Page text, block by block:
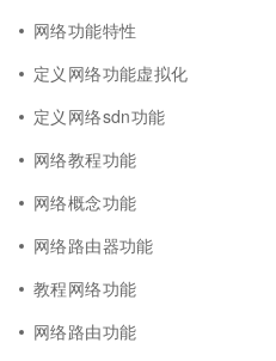
网络功能特性
定义网络功能虚拟化
定义网络sdn功能
网络教程功能
网络概念功能
网络路由器功能
教程网络功能
网络路由功能